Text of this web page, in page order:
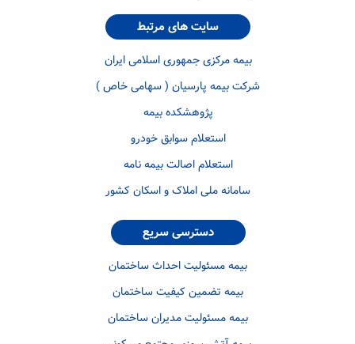
سایت های مرتبط
بیمه مرکزی جمهوری اسلامی ایران
شرکت بیمه پارسیان ( سهامی خاص )
پژوهشکده بیمه
استعلام سوابق خودرو
استعلام اصالت بیمه نامه
سامانه ملی املاک و اسکان کشور
دسترسی سریع
بیمه مسئولیت احداث ساختمان
بیمه تضمین کیفیت ساختمان
بیمه مسئولیت مدیران ساختمان